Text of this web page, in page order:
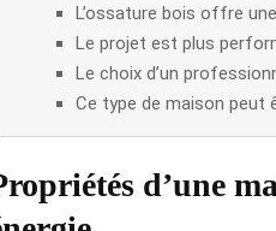
L’ossature bois offre
Le projet est plus
Le choix d’un
Ce type de maison peut
d’une